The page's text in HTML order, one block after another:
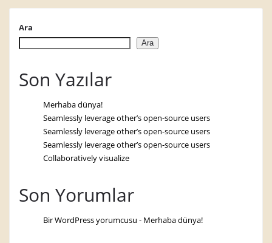
Ara
Ara
Son Yazılar
Merhaba dünya!
Seamlessly leverage other’s open-source users
Seamlessly leverage other’s open-source users
Seamlessly leverage other’s open-source users
Collaboratively visualize
Son Yorumlar
Bir WordPress yorumcusu - Merhaba dünya!